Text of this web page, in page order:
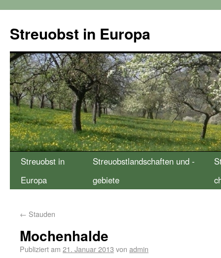
Streuobst in Europa
Streuobst in
Europa
Streuobstlandschaften und -
gebiete
← Stauden
Mochenhalde
Publiziert am 21. Januar 2013 von admin